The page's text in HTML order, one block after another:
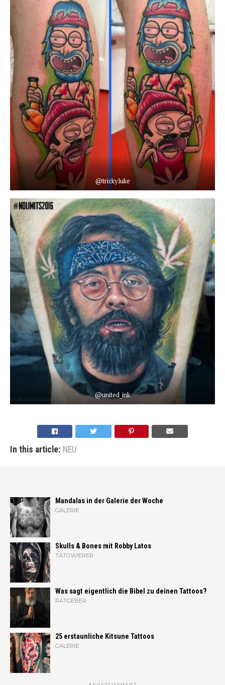
@trickyluke
@united_ink
In this article: NEU
Mandalas in der Galerie der Woche
GALERIE
Skulls & Bones mit Robby Latos
TÄTOWIERER
Was sagt eigentlich die Bibel zu deinen Tattoos?
RATGEBER
25 erstaunliche Kitsune Tattoos
GALERIE